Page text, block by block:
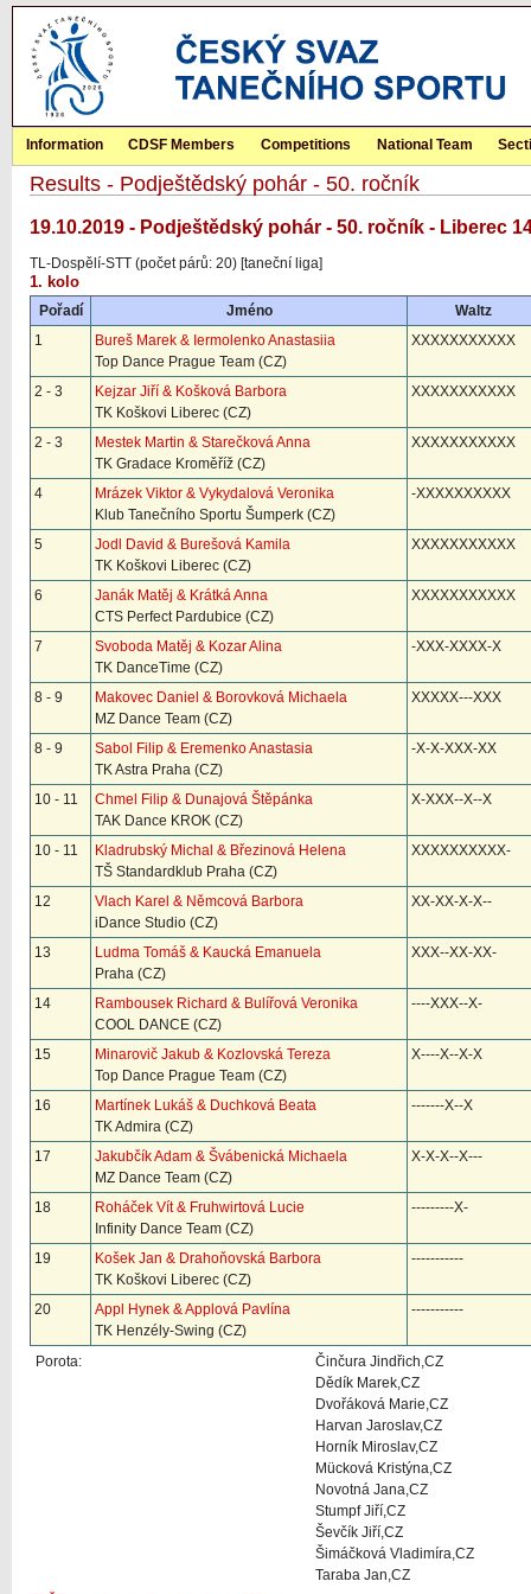
Information CDSF Members Competitions National Team
Results - Podještědský pohár - 50. ročník
19.10.2019 - Podještědský pohár - 50. ročník - Liberec
TL-Dospělí-STT (počet párů: 20) [taneční liga]
1. kolo
Pořadí Jméno
Waltz
1
Bureš Marek & Iermolenko Anastasiia
Top Dance Prague Team (CZ)
XXXXXXXXXXX
2 - 3
Kejzar Jiří & Košková Barbora
TK Koškovi Liberec (CZ)
XXXXXXXXXXX
2 - 3
Mestek Martin & Starečková Anna
TK Gradace Kroměříž (CZ)
XXXXXXXXXXX
4
Mrázek Viktor & Vykydalová Veronika
Klub Tanečního Sportu Šumperk (CZ)
-XXXXXXXXXX
5
Jodl David & Burešová Kamila
TK Koškovi Liberec (CZ)
XXXXXXXXXXX
6
Janák Matěj & Krátká Anna
CTS Perfect Pardubice (CZ)
XXXXXXXXXXX
7
Svoboda Matěj & Kozar Alina
TK DanceTime (CZ)
-XXX-XXXX-X
8 - 9
Makovec Daniel & Borovková Michaela
MZ Dance Team (CZ)
XXXXX---XXX
8 - 9
Sabol Filip & Eremenko Anastasia
TK Astra Praha (CZ)
-X-X-XXX-XX
10 - 11
Chmel Filip & Dunajová Štěpánka
TAK Dance KROK (CZ)
X-XXX--X--X
10 - 11
Kladrubský Michal & Březinová Helena
TŠ Standardklub Praha (CZ)
XXXXXXXXXX-
12
Vlach Karel & Němcová Barbora
iDance Studio (CZ)
XX-XX-X-X--
13
Ludma Tomáš & Kaucká Emanuela
Praha (CZ)
XXX--XX-XX-
14
Rambousek Richard & Bulířová Veronika
COOL DANCE (CZ)
----XXX--X-
15
Minarovič Jakub & Kozlovská Tereza
Top Dance Prague Team (CZ)
X----X--X-X
16
Martínek Lukáš & Duchková Beata
TK Admira (CZ)
-------X--X
17
Jakubčík Adam & Švábenická Michaela
MZ Dance Team (CZ)
X-X-X--X---
18
Roháček Vít & Fruhwirtová Lucie
Infinity Dance Team (CZ)
---------X-
19
Košek Jan & Drahoňovská Barbora
TK Koškovi Liberec (CZ)
-----------
20
Appl Hynek & Applová Pavlína
TK Henzély-Swing (CZ)
-----------
Porota:
Činčura Jindřich,CZ
Dědík Marek,CZ
Dvořáková Marie,CZ
Harvan Jaroslav,CZ
Horník Miroslav,CZ
Mücková Kristýna,CZ
Novotná Jana,CZ
Stumpf Jiří,CZ
Ševčík Jiří,CZ
Šimáčková Vladimíra,CZ
Taraba Jan,CZ